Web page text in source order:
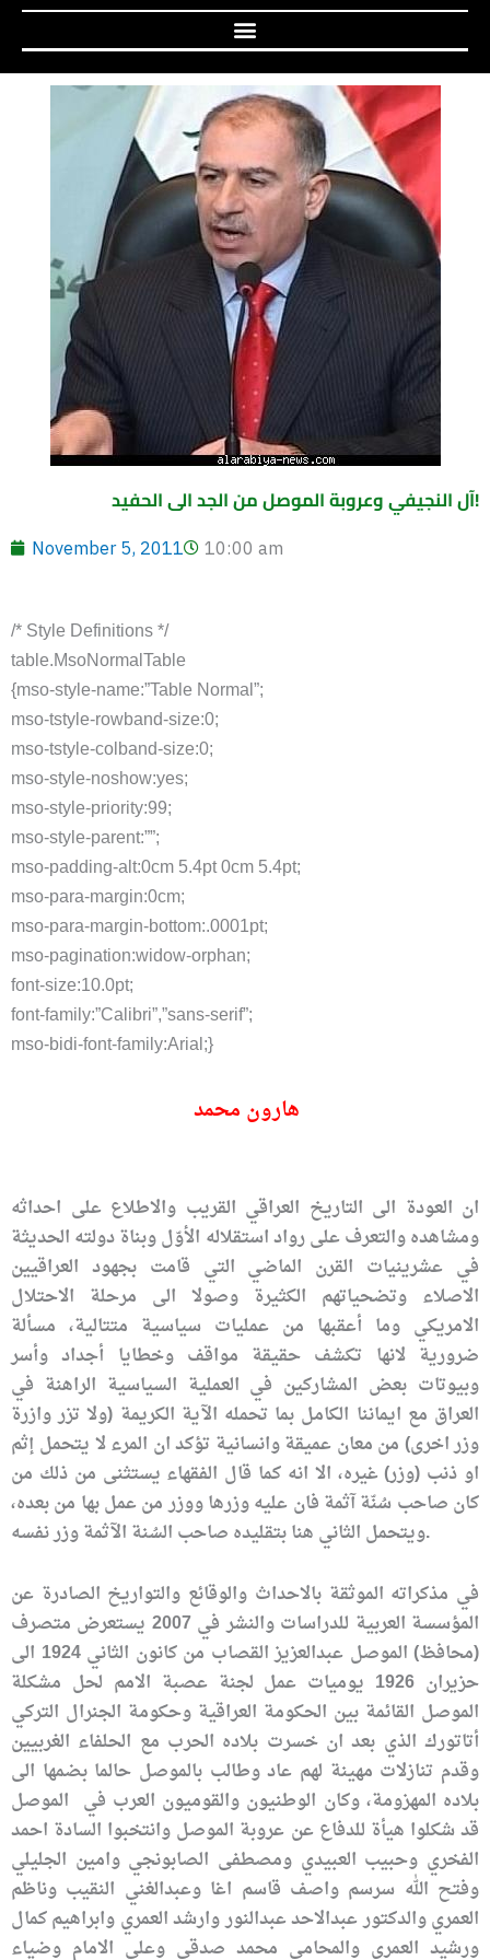
آل النجيفي وعروبة الموصل من الجد الى الحفيد!
November 5, 2011 10:00 am
/* Style Definitions */
table.MsoNormalTable
{mso-style-name:”Table Normal”;
mso-tstyle-rowband-size:0;
mso-tstyle-colband-size:0;
mso-style-noshow:yes;
mso-style-priority:99;
mso-style-parent:””;
mso-padding-alt:0cm 5.4pt 0cm 5.4pt;
mso-para-margin:0cm;
mso-para-margin-bottom:.0001pt;
mso-pagination:widow-orphan;
font-size:10.0pt;
font-family:”Calibri”,”sans-serif”;
mso-bidi-font-family:Arial;}
هارون محمد
ان العودة الى التاريخ العراقي القريب والاطلاع على احداثه
ومشاهده والتعرف على رواد استقلاله الأوّل وبناة دولته الحديثة
في عشرينيات القرن الماضي التي قامت بجهود العراقيين
الاصلاء وتضحياتهم الكثيرة وصولا الى مرحلة الاحتلال
الامريكي وما أعقبها من عمليات سياسية متتالية، مسألة
ضرورية لانها تكشف حقيقة مواقف وخطايا أجداد وأسر
وبيوتات بعض المشاركين في العملية السياسية الراهنة في
العراق مع ايماننا الكامل بما تحمله الآية الكريمة (ولا تزر وازرة
وزر اخرى) من معان عميقة وانسانية تؤكد ان المرء لا يتحمل إثم
او ذنب (وزر) غيره، الا انه كما قال الفقهاء يستثنى من ذلك من
كان صاحب سُنّة آثمة فان عليه وزرها ووزر من عمل بها من بعده،
ويتحمل الثاني هنا بتقليده صاحب السُنة الآثمة وزر نفسه.
في مذكراته الموثقة بالاحداث والوقائع والتواريخ الصادرة عن
المؤسسة العربية للدراسات والنشر في 2007 يستعرض متصرف
(محافظ) الموصل عبدالعزيز القصاب من كانون الثاني 1924 الى
حزيران 1926 يوميات عمل لجنة عصبة الامم لحل مشكلة
الموصل القائمة بين الحكومة العراقية وحكومة الجنرال التركي
أتاتورك الذي بعد ان خسرت بلاده الحرب مع الحلفاء الغربيين
وقدم تنازلات مهينة لهم عاد وطالب بالموصل حالما بضمها الى
بلاده المهزومة، وكان الوطنيون والقوميون العرب في الموصل
قد شكلوا هيأة للدفاع عن عروبة الموصل وانتخبوا السادة احمد
الفخري وحبيب العبيدي ومصطفى الصابونجي وامين الجليلي
وفتح الله سرسم واصف قاسم اغا وعبدالغني النقيب وناظم
العمري والدكتور عبدالاحد عبدالنور وارشد العمري وابراهيم كمال
ورشيد العمري والمحامي محمد صدقي وعلي الامام وضياء